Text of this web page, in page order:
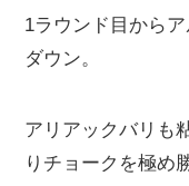
1ラウンド目から
ダウン。
アリアックバリも
りチョークを極め